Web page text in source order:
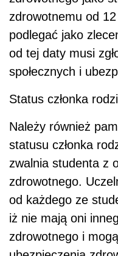
zdrowotnemu od
podlegać jako
od tej daty musi
społecznych i
Status członka
Należy również
statusu członka
zwalnia studenta z
zdrowotnego.
od każdego ze
iż nie mają oni
zdrowotnego i